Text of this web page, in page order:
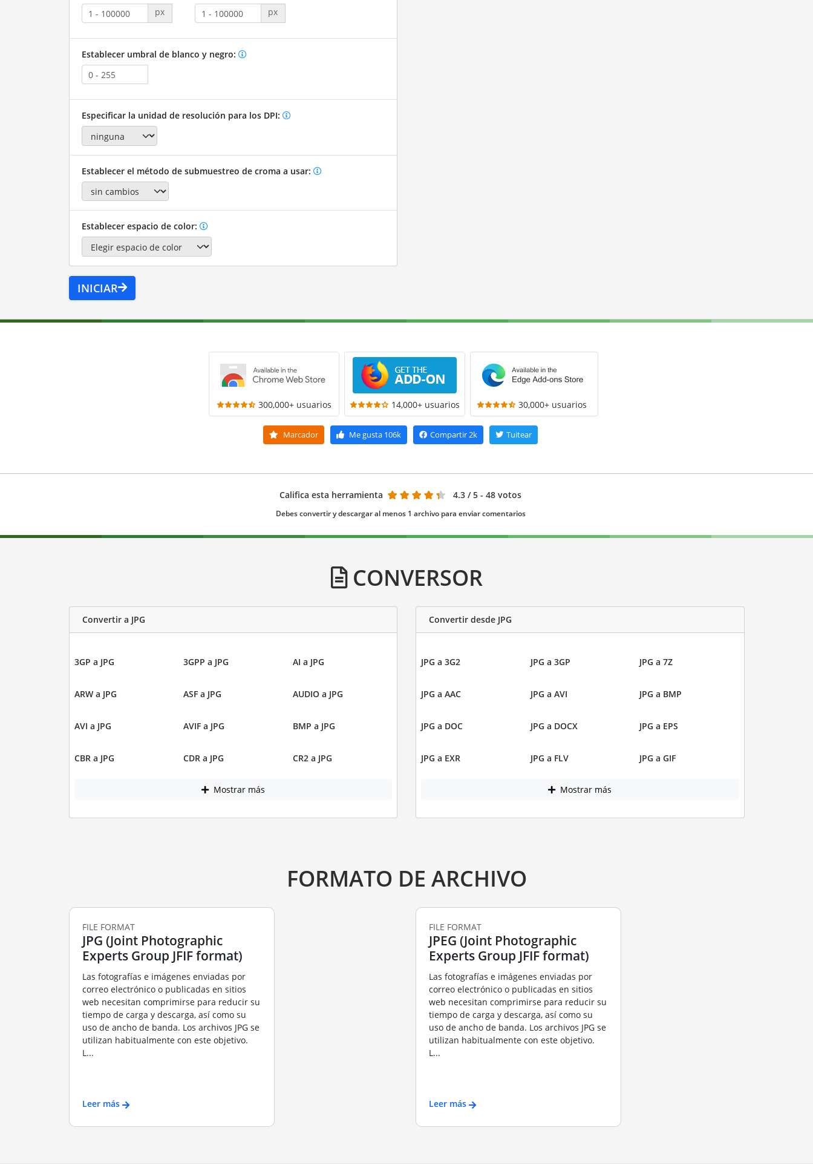
px
px
Establecer umbral de blanco y negro:
Especificar la unidad de resolución para los DPI:
Establecer el método de submuestreo de croma a usar:
Establecer espacio de color:
INICIAR
300,000+ usuarios 14,000+ usuarios 30,000+ usuarios
Marcador Me gusta 106k Compartir2k Tuitear
Califica esta herramienta 4.3 / 5 - 48 votos
Debes convertir y descargar al menos 1 archivo para enviar comentarios
CONVERSOR
Convertir a JPG
3GP a JPG 3GPP a JPG AI a JPG
ARW a JPG ASF a JPG AUDIO a JPG
AVI a JPG AVIF a JPG BMP a JPG
CBR a JPG CDR a JPG CR2 a JPG
Mostrar más
Convertir desde JPG
JPG a 3G2 JPG a 3GP JPG a 7Z
JPG a AAC JPG a AVI JPG a BMP
JPG a DOC JPG a DOCX JPG a EPS
JPG a EXR JPG a FLV JPG a GIF
Mostrar más
FORMATO DE ARCHIVO
FILE FORMAT
JPG (Joint Photographic
Experts Group JFIF format)
Las fotografías e imágenes enviadas por
correo electrónico o publicadas en sitios
web necesitan comprimirse para reducir su
tiempo de carga y descarga, así como su
uso de ancho de banda. Los archivos JPG se
utilizan habitualmente con este objetivo.
L...
Leer más
FILE FORMAT
JPEG (Joint Photographic
Experts Group JFIF format)
Las fotografías e imágenes enviadas por
correo electrónico o publicadas en sitios
web necesitan comprimirse para reducir su
tiempo de carga y descarga, así como su
uso de ancho de banda. Los archivos JPG se
utilizan habitualmente con este objetivo.
L...
Leer más